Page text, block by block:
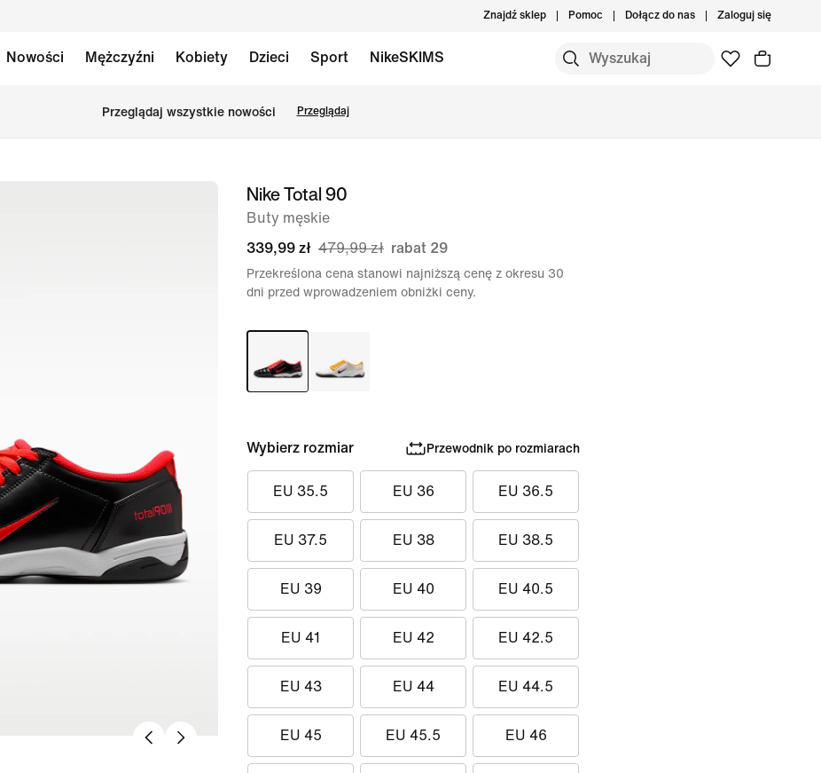
Znajdź sklep Pomoc Dołącz do nas Zaloguj się
Nowości Mężczyźni Kobiety Dzieci Sport NikeSKIMS
Przeglądaj wszystkie nowości Przeglądaj
obrazNike Total 90
Buty męskie
339,99 zł 479,99 zł rabat 29
Przekreślona cena stanowi najniższą cenę z okresu 30
dni przed wprowadzeniem obniżki ceny.
Wybierz rozmiar Przewodnik po rozmiarach
EU 35.5 EU 36 EU 36.5
EU 37.5 EU 38 EU 38.5
EU 39 EU 40 EU 40.5
EU 41 EU 42 EU 42.5
EU 43 EU 44 EU 44.5
EU 45 EU 45.5 EU 46